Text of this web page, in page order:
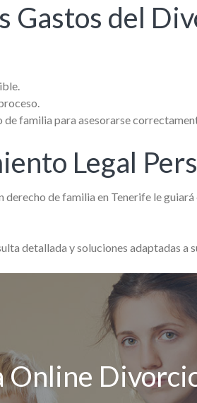
Gastos del
familia para asesorarse
Legal
de familia en Tenerife le
detallada y soluciones adaptadas a
Online